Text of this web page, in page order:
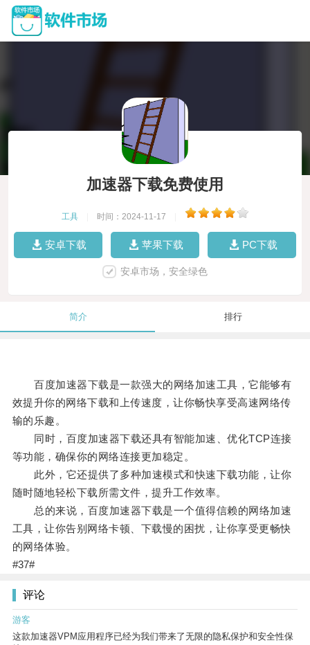
加速器下载免费使用
工具 时间：2024-11-17
安卓下载 苹果下载 PC下载
安卓市场，安全绿色
简介 排行
百度加速器下载是一款强大的网络加速工具，它能够有
效提升你的网络下载和上传速度，让你畅快享受高速网络传
输的乐趣。
同时，百度加速器下载还具有智能加速、优化TCP连接
等功能，确保你的网络连接更加稳定。
此外，它还提供了多种加速模式和快速下载功能，让你
随时随地轻松下载所需文件，提升工作效率。
总的来说，百度加速器下载是一个值得信赖的网络加速
工具，让你告别网络卡顿、下载慢的困扰，让你享受更畅快
的网络体验。
#37#
评论
游客
这款加速器VPM应用程序已经为我们带来了无限的隐私保护和安全性保